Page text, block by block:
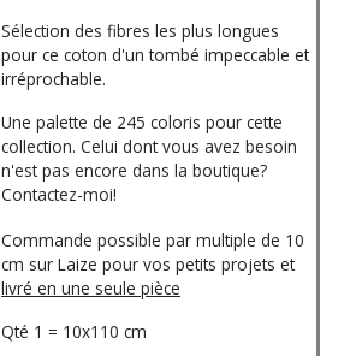
Sélection des fibres les plus longues
pour ce coton d'un tombé impeccable et
irréprochable.
Une palette de 245 coloris pour cette
collection. Celui dont vous avez besoin
n'est pas encore dans la boutique?
Contactez-moi!
Commande possible par multiple de 10
cm sur Laize pour vos petits projets et
livré en une seule pièce
Qté 1 = 10x110 cm